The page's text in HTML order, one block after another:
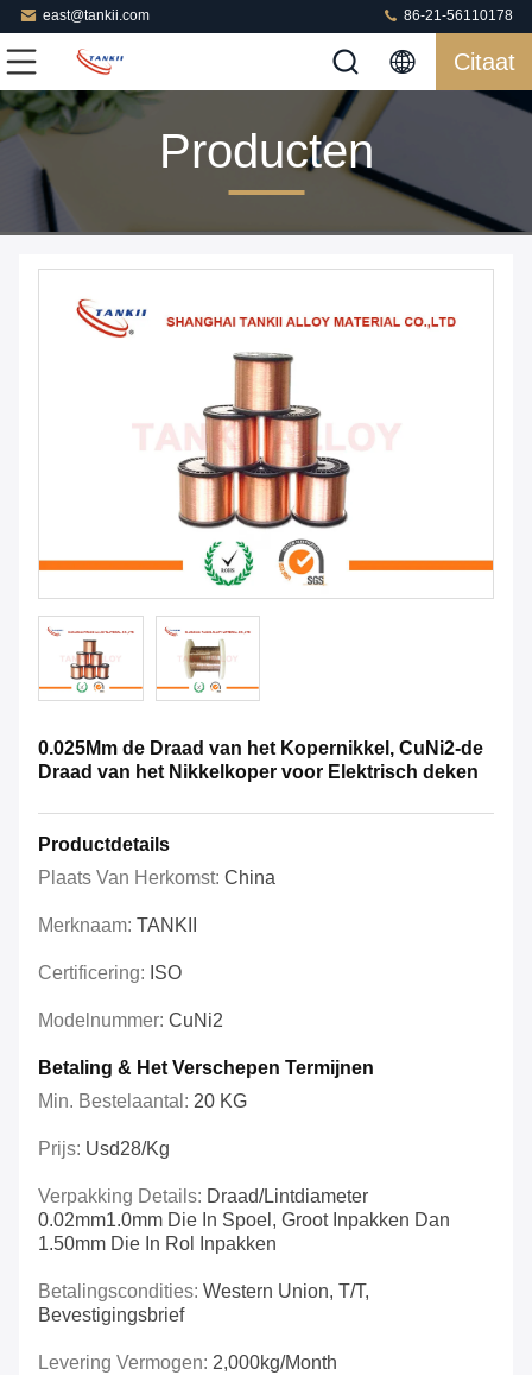
east@tankii.com 86-21-56110178
Citaat
Producten
0.025Mm de Draad van het Kopernikkel, CuNi2-de
Draad van het Nikkelkoper voor Elektrisch deken
Productdetails
Plaats Van Herkomst: China
Merknaam: TANKII
Certificering: ISO
Modelnummer: CuNi2
Betaling & Het Verschepen Termijnen
Min. Bestelaantal: 20 KG
Prijs: Usd28/kg
Verpakking Details: Draad/Lintdiameter
0.02mm1.0mm Die In Spoel, Groot Inpakken Dan
1.50mm Die In Rol Inpakken
Betalingscondities: Western Union, T/T,
Bevestigingsbrief
Levering Vermogen: 2,000kg/Month